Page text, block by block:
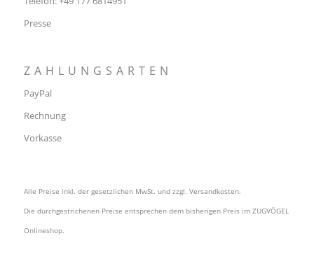
Presse
ZAHLUNGSARTEN
PayPal
Rechnung
Vorkasse
Alle Preise inkl. der gesetzlichen MwSt. und zzgl. Versandkosten.
Die durchgestrichenen Preise entsprechen dem bisherigen Preis im ZUGVÖGEL
Onlineshop.